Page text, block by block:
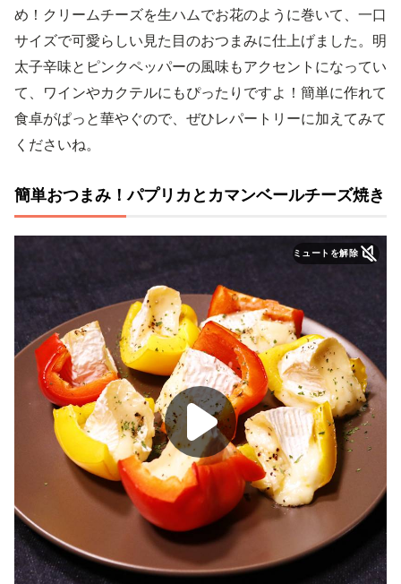
め！クリームチーズを生ハムでお花のように巻いて、一口
サイズで可愛らしい見た目のおつまみに仕上げました。明
太子辛味とピンクペッパーの風味もアクセントになってい
て、ワインやカクテルにもぴったりですよ！簡単に作れて
食卓がぱっと華やぐので、ぜひレパートリーに加えてみて
くださいね。
簡単おつまみ！パプリカとカマンベールチーズ焼き
ミュートを解除